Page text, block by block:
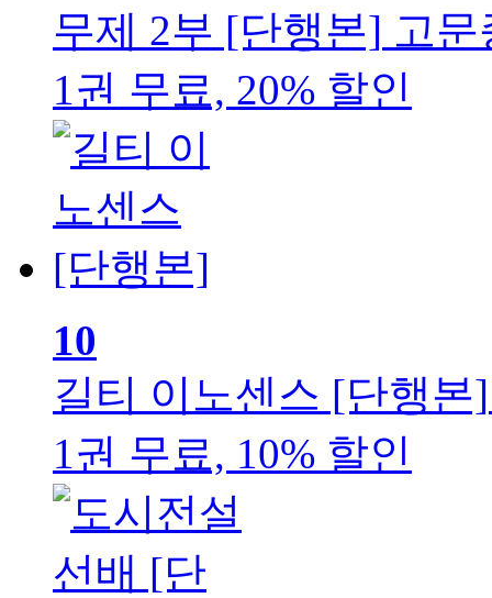
무제 2부 [단행본] 고
1권 무료, 20% 할인
10
길티 이노센스 [단행본]
1권 무료, 10% 할인